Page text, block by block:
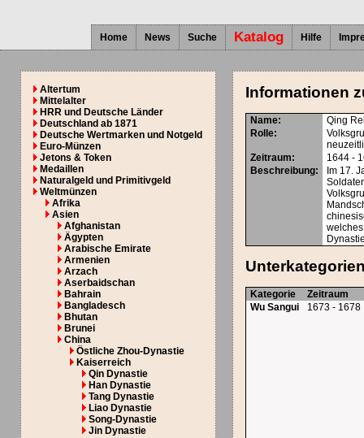
Home News Suche Katalog Hilfe
Altertum
Mittelalter
HRR und Deutsche Länder
Deutschland ab 1871
Deutsche Wertmarken und Notgeld
Euro-Münzen
Jetons & Token
Medaillen
Naturalgeld und Primitivgeld
Weltmünzen
Afrika
Asien
Afghanistan
Ägypten
Arabische Emirate
Armenien
Arzach
Aserbaidschan
Bahrain
Bangladesch
Bhutan
Brunei
China
Östliche Zhou-Dynastie
Kaiserreich
Qin Dynastie
Han Dynastie
Tang Dynastie
Liao Dynastie
Song-Dynastie
Jin Dynastie
Informationen
Name:
Qing
Rolle:
Zeitraum:
1644 -
Beschreibung:
Im 17.
Kategorie
Zeitraum
Wu Sangui
1673 - 1678